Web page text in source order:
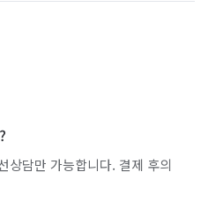
상담만 가능합니다. 결제 후의